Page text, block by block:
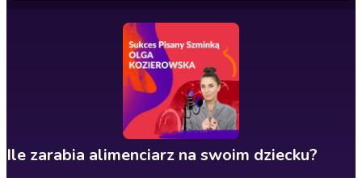
Ile zarabia alimenciarz na swoim dziecku?